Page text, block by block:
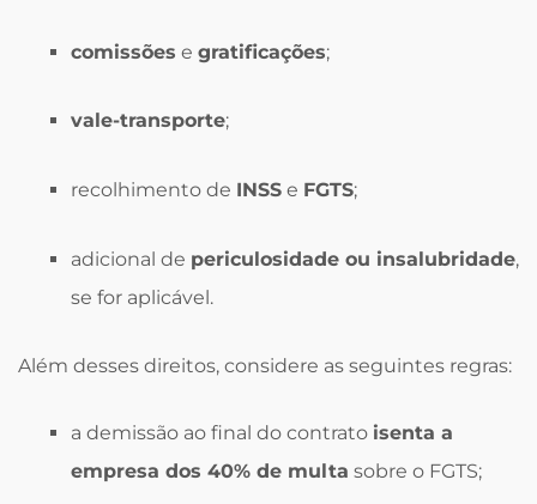
comissões e gratificações;
vale-transporte;
recolhimento de INSS e FGTS;
adicional de periculosidade ou insalubridade,
se for aplicável.
Além desses direitos, considere as seguintes regras:
a demissão ao final do contrato isenta a
empresa dos 40% de multa sobre o FGTS;